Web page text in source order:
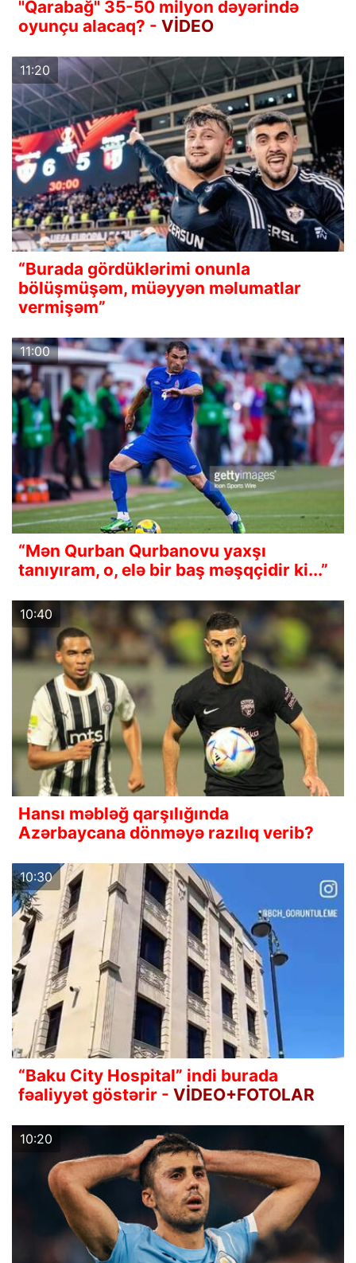
"Qarabağ" 35-50 milyon dəyərində
oyunçu alacaq? - VİDEO
11:20
“Burada gördüklərimi onunla
bölüşmüşəm, müəyyən məlumatlar
vermişəm”
11:00
“Mən Qurban Qurbanovu yaxşı
tanıyıram, o, elə bir baş məşqçidir ki...”
10:40
Hansı məbləğ qarşılığında
Azərbaycana dönməyə razılıq verib?
10:30
“Baku City Hospital” indi burada
fəaliyyət göstərir - VİDEO+FOTOLAR
10:20